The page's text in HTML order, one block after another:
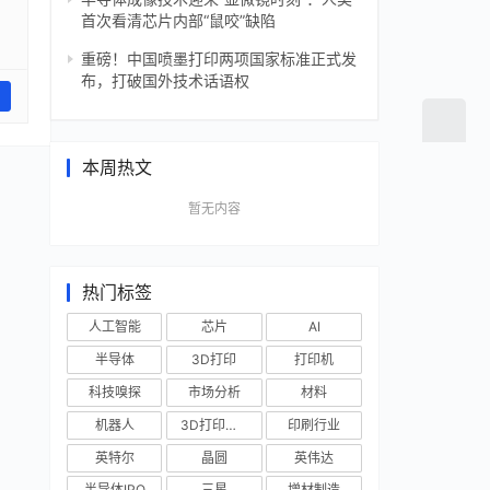
首次看清芯片内部“鼠咬”缺陷
重磅！中国喷墨打印两项国家标准正式发
布，打破国外技术话语权
本周热文
暂无内容
热门标签
人工智能 芯片
AI
半导体
3D打印
打印机
科技嗅探
市场分析
材料
机器人
3D打印技术
印刷行业
英特尔
晶圆
英伟达